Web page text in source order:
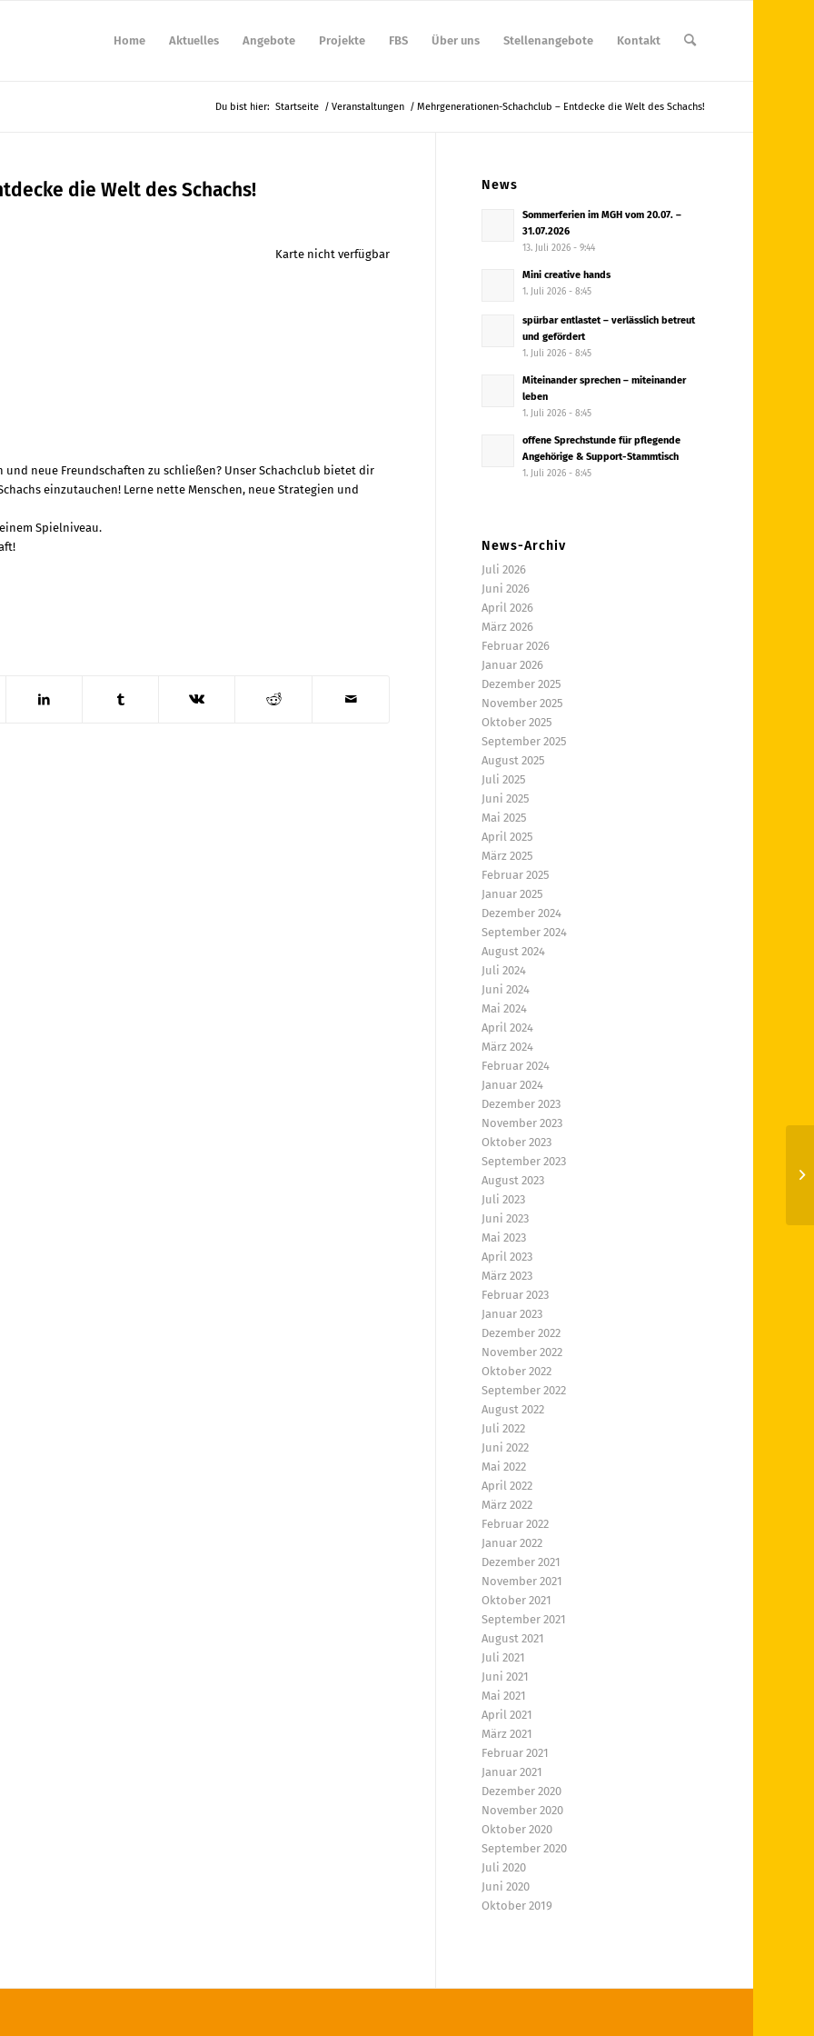
Home Aktuelles Angebote Projekte FBS Über uns Stellenangebote Kontakt
Du bist hier: Startseite / Veranstaltungen / Mehrgenerationen-Schachclub – Entdecke die Welt des Schachs!
die Welt des Schachs!
Karte nicht verfügbar
neue Freundschaften zu schließen? Unser Schachclub bietet dir
einzutauchen! Lerne nette Menschen, neue Strategien und
Spielniveau.
News
Sommerferien im MGH vom 20.07. –
31.07.2026
13. Juli 2026 - 9:44
Mini creative hands
1. Juli 2026 - 8:45
spürbar entlastet – verlässlich betreut
und gefördert
1. Juli 2026 - 8:45
Miteinander sprechen – miteinander
leben
1. Juli 2026 - 8:45
offene Sprechstunde für pflegende
Angehörige & Support-Stammtisch
1. Juli 2026 - 8:45
News-Archiv
Juli 2026
Juni 2026
April 2026
März 2026
Februar 2026
Januar 2026
Dezember 2025
November 2025
Oktober 2025
September 2025
August 2025
Juli 2025
Juni 2025
Mai 2025
April 2025
März 2025
Februar 2025
Januar 2025
Dezember 2024
September 2024
August 2024
Juli 2024
Juni 2024
Mai 2024
April 2024
März 2024
Februar 2024
Januar 2024
Dezember 2023
November 2023
Oktober 2023
September 2023
August 2023
Juli 2023
Juni 2023
Mai 2023
April 2023
März 2023
Februar 2023
Januar 2023
Dezember 2022
November 2022
Oktober 2022
September 2022
August 2022
Juli 2022
Juni 2022
Mai 2022
April 2022
März 2022
Februar 2022
Januar 2022
Dezember 2021
November 2021
Oktober 2021
September 2021
August 2021
Juli 2021
Juni 2021
Mai 2021
April 2021
März 2021
Februar 2021
Januar 2021
Dezember 2020
November 2020
Oktober 2020
September 2020
Juli 2020
Juni 2020
Oktober 2019